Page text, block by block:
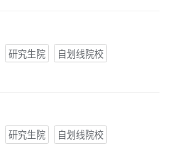
研究生院 自划线院校
研究生院 自划线院校